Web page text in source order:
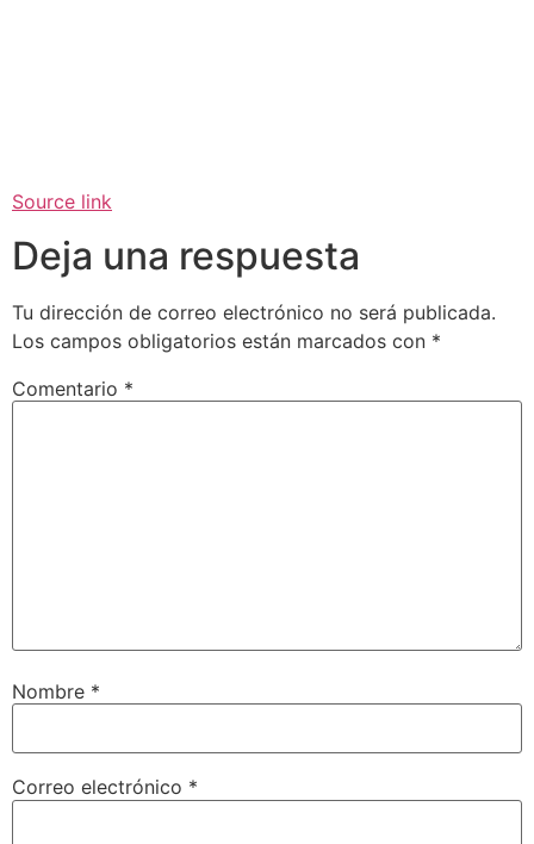
Source link
Deja una respuesta
Tu dirección de correo electrónico no será publicada.
Los campos obligatorios están marcados con *
Comentario *
Nombre *
Correo electrónico *